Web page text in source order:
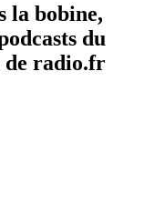
la bobine,
du
de radio.fr